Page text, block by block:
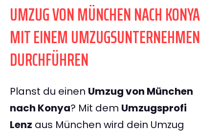
UMZUG VON MÜNCHEN NACH KONYA
MIT EINEM UMZUGSUNTERNEHMEN
DURCHFÜHREN
Planst du einen Umzug von München
nach Konya? Mit dem Umzugsprofi
Lenz aus München wird dein Umzug